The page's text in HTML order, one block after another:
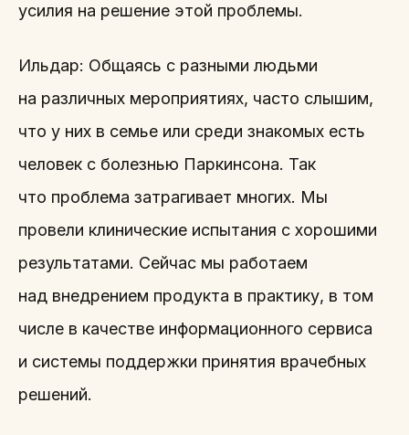
усилия на решение этой проблемы.
Ильдар: Общаясь с разными людьми
на различных мероприятиях, часто слышим,
что у них в семье или среди знакомых есть
человек с болезнью Паркинсона. Так
что проблема затрагивает многих. Мы
провели клинические испытания с хорошими
результатами. Сейчас мы работаем
над внедрением продукта в практику, в том
числе в качестве информационного сервиса
и системы поддержки принятия врачебных
решений.